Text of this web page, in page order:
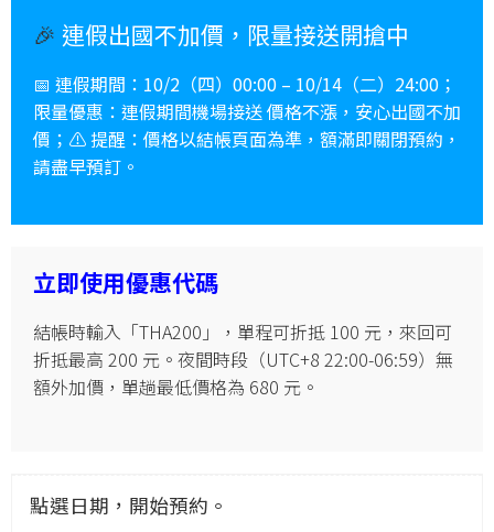
🎉 連假出國不加價，限量接送開搶中
📅 連假期間 ：10/2（四）00:00 – 10/14（二）24:00；
限量優惠 ：連假期間機場接送價格不漲 ，安心出國不加
價；⚠️提醒 ：價格以結帳頁面為準， 額滿即關閉預約 ，
請盡早預訂。
立即使用優惠代碼
結帳時輸入「THA200」，單程可折抵 100 元，來回可
折抵最高 200 元。夜間時段（UTC+8 22:00-06:59）無
額外加價，單趟最低價格為 680 元。
點選日期，開始預約。